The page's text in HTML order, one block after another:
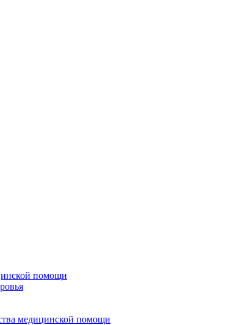
помощи
медицинской помощи